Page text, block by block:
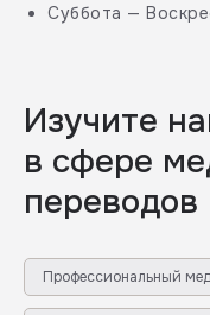
Суббота —
Изучите
в сфере
переводов
Профессиональный